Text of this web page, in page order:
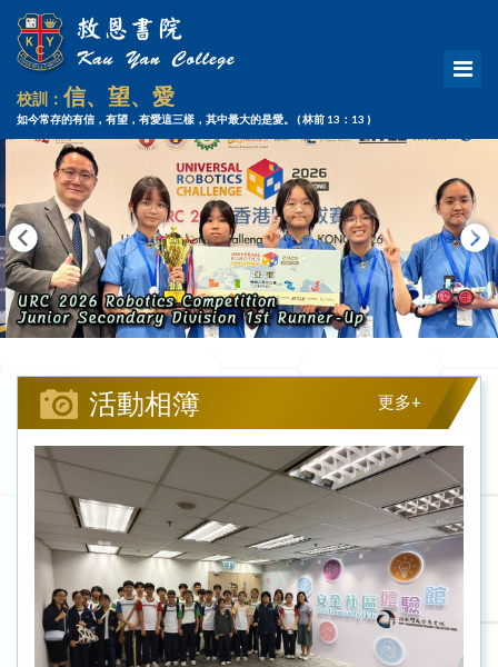
校訓：信、望、愛
如今常存的有信，有望，有愛這三樣，其中最大的是愛。 ( 林前 13：13 )
活動相簿 更多+